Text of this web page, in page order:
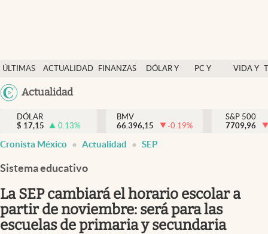
ÚLTIMAS
NOTICIAS
ACTUALIDAD
FINANZAS
DÓLAR Y
PC Y
VIDA Y
México
Actualidad
Actualidad
Finanzas y economía
Dólar y mercados
Pc y celular
Vida y estilo
DÓLAR
$ 17,15 0.13%
BMV
66.396,15
-0.19%
S&P 500
7709,96
Cronista México Actualidad SEP
Sistema educativo
La SEP cambiará el horario escolar a
partir de noviembre: será para las
escuelas de primaria y secundaria